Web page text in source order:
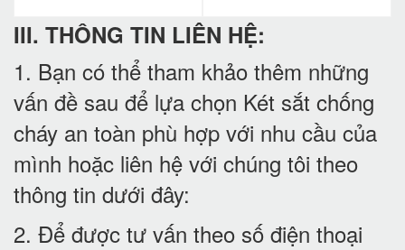
III. THÔNG TIN LIÊN HỆ:
1. Bạn có thể tham khảo thêm những
vấn đề sau để lựa chọn Két sắt chống
cháy an toàn phù hợp với nhu cầu của
mình hoặc liên hệ với chúng tôi theo
thông tin dưới đây:
2. Để được tư vấn theo số điện thoại